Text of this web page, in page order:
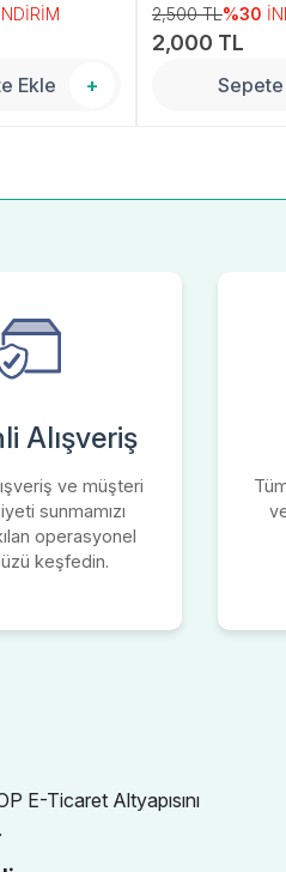
Ekle +
2,500 TL%30
2,000 TL
Sepete
Alışveriş
ve müşteri
sunmamızı
operasyonel
keşfedin.
E-Ticaret Altyapısını